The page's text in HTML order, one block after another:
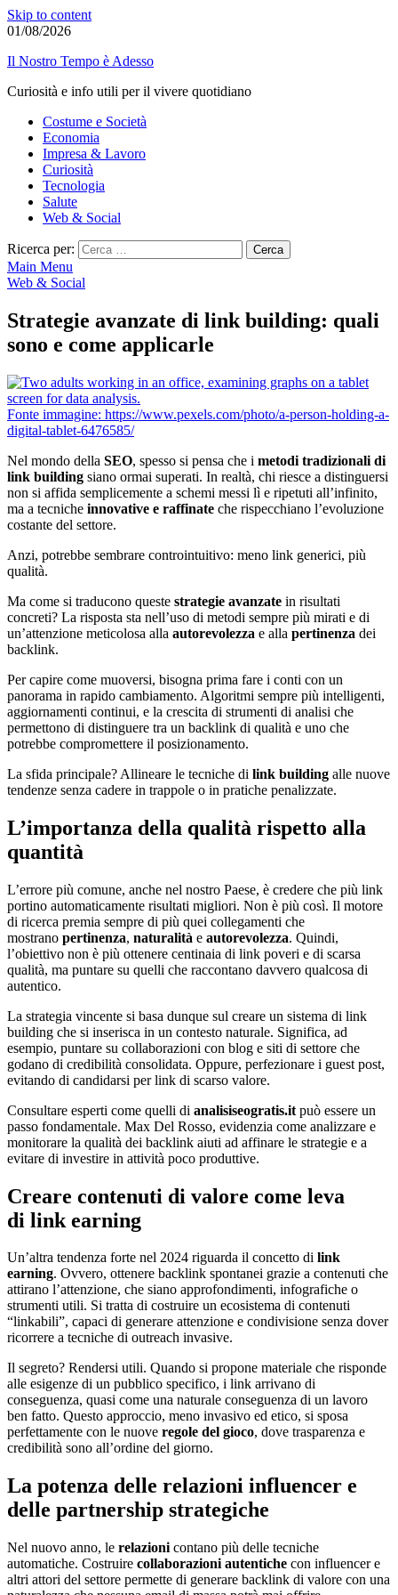
Skip to content
01/08/2026
Il Nostro Tempo è Adesso
Curiosità e info utili per il vivere quotidiano
Costume e Società
Economia
Impresa & Lavoro
Curiosità
Tecnologia
Salute
Web & Social
Ricerca per:
Main Menu
Web & Social
Strategie avanzate di link building: quali
sono e come applicarle
Fonte immagine: https://www.pexels.com/photo/a-person-holding-a-
digital-tablet-6476585/
Nel mondo della SEO, spesso si pensa che i metodi tradizionali di
link building siano ormai superati. In realtà, chi riesce a distinguersi
non si affida semplicemente a schemi messi lì e ripetuti all’infinito,
ma a tecniche innovative e raffinate che rispecchiano l’evoluzione
costante del settore.
Anzi, potrebbe sembrare controintuitivo: meno link generici, più
qualità.
Ma come si traducono queste strategie avanzate in risultati
concreti? La risposta sta nell’uso di metodi sempre più mirati e di
un’attenzione meticolosa alla autorevolezza e alla pertinenza dei
backlink.
Per capire come muoversi, bisogna prima fare i conti con un
panorama in rapido cambiamento. Algoritmi sempre più intelligenti,
aggiornamenti continui, e la crescita di strumenti di analisi che
permettono di distinguere tra un backlink di qualità e uno che
potrebbe compromettere il posizionamento.
La sfida principale? Allineare le tecniche di link building alle nuove
tendenze senza cadere in trappole o in pratiche penalizzate.
L’importanza della qualità rispetto alla
quantità
L’errore più comune, anche nel nostro Paese, è credere che più link
portino automaticamente risultati migliori. Non è più così. Il motore
di ricerca premia sempre di più quei collegamenti che
mostrano pertinenza, naturalità e autorevolezza. Quindi,
l’obiettivo non è più ottenere centinaia di link poveri e di scarsa
qualità, ma puntare su quelli che raccontano davvero qualcosa di
autentico.
La strategia vincente si basa dunque sul creare un sistema di link
building che si inserisca in un contesto naturale. Significa, ad
esempio, puntare su collaborazioni con blog e siti di settore che
godano di credibilità consolidata. Oppure, perfezionare i guest post,
evitando di candidarsi per link di scarso valore.
Consultare esperti come quelli di analisiseogratis.it può essere un
passo fondamentale. Max Del Rosso, evidenzia come analizzare e
monitorare la qualità dei backlink aiuti ad affinare le strategie e a
evitare di investire in attività poco produttive.
Creare contenuti di valore come leva
di link earning
Un’altra tendenza forte nel 2024 riguarda il concetto di link
earning. Ovvero, ottenere backlink spontanei grazie a contenuti che
attirano l’attenzione, che siano approfondimenti, infografiche o
strumenti utili. Si tratta di costruire un ecosistema di contenuti
“linkabili”, capaci di generare attenzione e condivisione senza dover
ricorrere a tecniche di outreach invasive.
Il segreto? Rendersi utili. Quando si propone materiale che risponde
alle esigenze di un pubblico specifico, i link arrivano di
conseguenza, quasi come una naturale conseguenza di un lavoro
ben fatto. Questo approccio, meno invasivo ed etico, si sposa
perfettamente con le nuove regole del gioco, dove trasparenza e
credibilità sono all’ordine del giorno.
La potenza delle relazioni influencer e
delle partnership strategiche
Nel nuovo anno, le relazioni contano più delle tecniche
automatiche. Costruire collaborazioni autentiche con influencer e
altri attori del settore permette di generare backlink di valore con una